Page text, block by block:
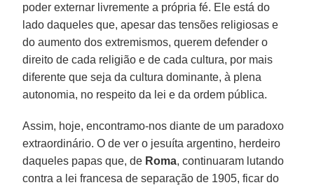
poder externar livremente a própria fé. Ele está do
lado daqueles que, apesar das tensões religiosas e
do aumento dos extremismos, querem defender o
direito de cada religião e de cada cultura, por mais
diferente que seja da cultura dominante, à plena
autonomia, no respeito da lei e da ordem pública.
Assim, hoje, encontramo-nos diante de um paradoxo
extraordinário. O de ver o jesuíta argentino, herdeiro
daqueles papas que, de Roma, continuaram lutando
contra a lei francesa de separação de 1905, ficar do